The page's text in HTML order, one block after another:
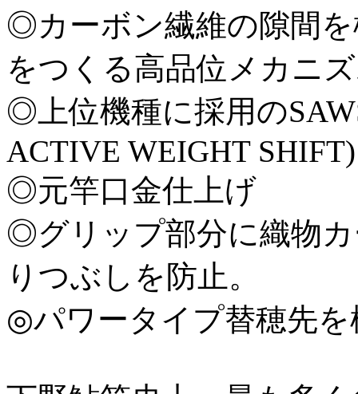
◎カーボン繊維の隙間
をつくる高品位メカニ
◎上位機種に採用の
ACTIVE WEIGHT SHIFT)
◎元竿口金仕上げ
◎グリップ部分に織物
りつぶしを防止。
◎パワータイプ替穂先を